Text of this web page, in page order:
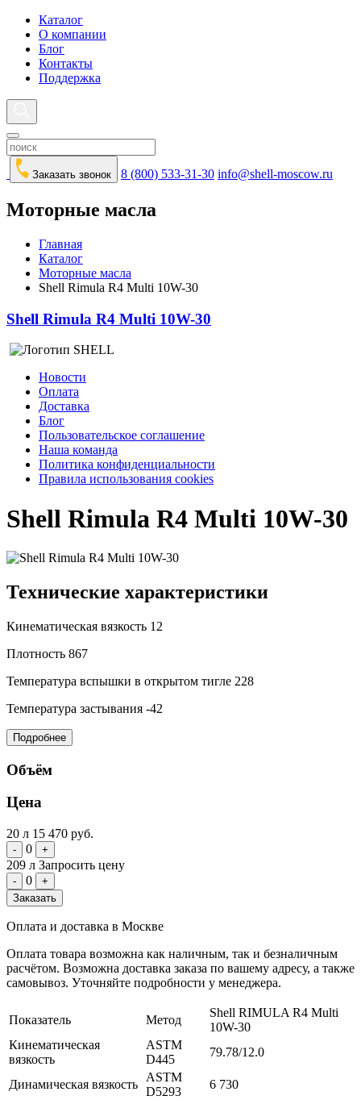
Каталог
О компании
Блог
Контакты
Поддержка
Заказать звонок 8 (800) 533-31-30 info@shell-moscow.ru
Моторные масла
Главная
Каталог
Моторные масла
Shell Rimula R4 Multi 10W-30
Shell Rimula R4 Multi 10W-30
Новости
Оплата
Доставка
Блог
Пользовательское соглашение
Наша команда
Политика конфиденциальности
Правила использования cookies
Shell Rimula R4 Multi 10W-30
Технические характеристики
Кинематическая вязкость 12
Плотность 867
Температура вспышки в открытом тигле 228
Температура застывания -42
Подробнее
Объём
Цена
20 л 15 470 руб.
- 0 +
209 л Запросить цену
- 0
+
Заказать
Оплата и доставка в Москве
Оплата товара возможна как наличным, так и безналичным
расчётом. Возможна доставка заказа по вашему адресу, а также
самовывоз. Уточняйте подробности у менеджера.
Показатель Метод
Shell RIMULA R4 Multi
10W-30
Кинематическая
вязкость
ASTM
D445
79.78/12.0
Динамическая вязкость
ASTM
D5293
6 730